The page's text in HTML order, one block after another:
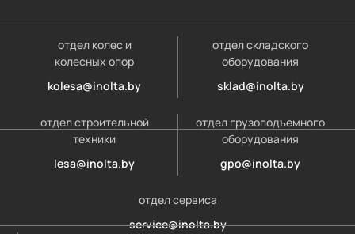
отдел колес и
колесных опор
kolesa@inolta.by
отдел складского
оборудования
sklad@inolta.by
отдел строительной
техники
lesa@inolta.by
отдел грузоподъемного
оборудования
gpo@inolta.by
отдел сервиса
service@inolta.by